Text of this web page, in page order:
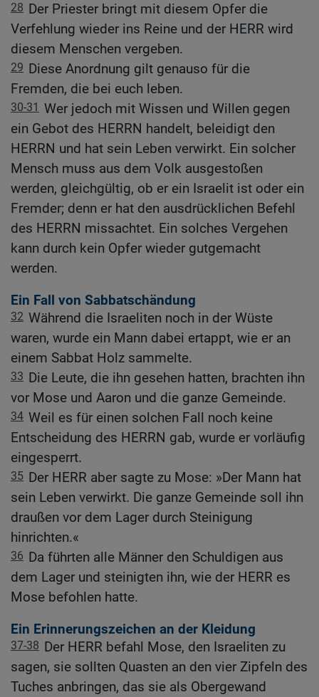
28 Der Priester bringt mit diesem Opfer die
Verfehlung wieder ins Reine und der HERR wird
diesem Menschen vergeben.
29 Diese Anordnung gilt genauso für die
Fremden, die bei euch leben.
30-31 Wer jedoch mit Wissen und Willen gegen
ein Gebot des HERRN handelt, beleidigt den
HERRN und hat sein Leben verwirkt. Ein solcher
Mensch muss aus dem Volk ausgestoßen
werden, gleichgültig, ob er ein Israelit ist oder ein
Fremder; denn er hat den ausdrücklichen Befehl
des HERRN missachtet. Ein solches Vergehen
kann durch kein Opfer wieder gutgemacht
werden.
Ein Fall von Sabbatschändung
32 Während die Israeliten noch in der Wüste
waren, wurde ein Mann dabei ertappt, wie er an
einem Sabbat Holz sammelte.
33 Die Leute, die ihn gesehen hatten, brachten ihn
vor Mose und Aaron und die ganze Gemeinde.
34 Weil es für einen solchen Fall noch keine
Entscheidung des HERRN gab, wurde er vorläufig
eingesperrt.
35 Der HERR aber sagte zu Mose: »Der Mann hat
sein Leben verwirkt. Die ganze Gemeinde soll ihn
draußen vor dem Lager durch Steinigung
hinrichten.«
36 Da führten alle Männer den Schuldigen aus
dem Lager und steinigten ihn, wie der HERR es
Mose befohlen hatte.
Ein Erinnerungszeichen an der Kleidung
37-38 Der HERR befahl Mose, den Israeliten zu
sagen, sie sollten Quasten an den vier Zipfeln des
Tuches anbringen, das sie als Obergewand